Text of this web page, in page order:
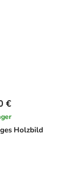
Holzbild
€